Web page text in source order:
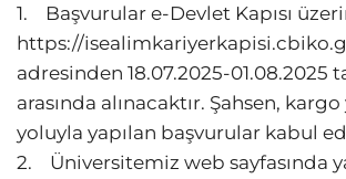
1. Başvurular e-Devlet Kapısı
https://
adresinden 18.07.2025-01.08.2025
arasında alınacaktır. Şahsen,
yoluyla yapılan başvurular kabul
2. Üniversitemiz web sayfasında